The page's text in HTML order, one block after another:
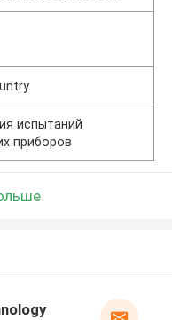
испытаний
приборов